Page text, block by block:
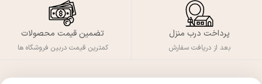
پرداخت درب منزل
بعد از دریافت سفارش
تضمین قیمت محصولات
کمترین قیمت دربین فروشگاه ها